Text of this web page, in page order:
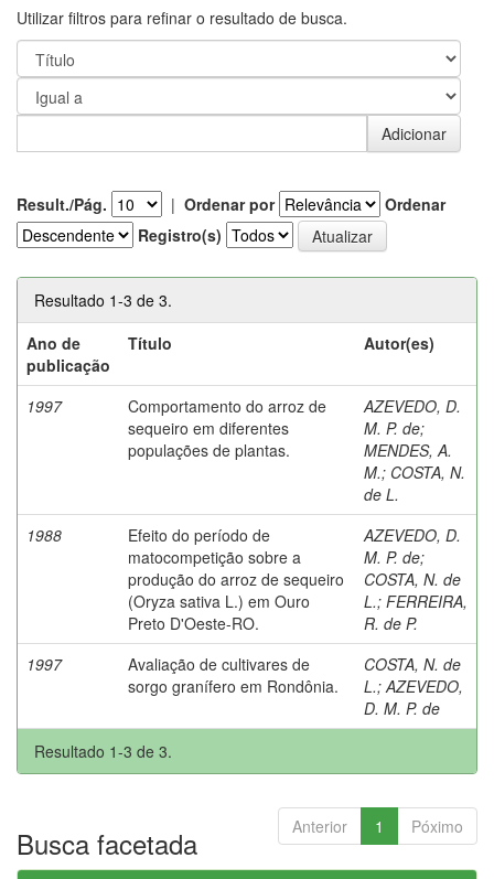
Utilizar filtros para refinar o resultado de busca.
Result./Pág. | Ordenar por
Ordenar
Registro(s)
Resultado 1-3 de 3.
Ano de
publicação
Título Autor(es)
1997
Comportamento do arroz de
sequeiro em diferentes
populações de plantas.
AZEVEDO, D.
M. P. de;
MENDES, A.
M.; COSTA, N.
de L.
1988
Efeito do período de
matocompetição sobre a
produção do arroz de sequeiro
(Oryza sativa L.) em Ouro
Preto D'Oeste-RO.
AZEVEDO, D.
M. P. de;
COSTA, N. de
L.; FERREIRA,
R. de P.
1997
Avaliação de cultivares de
sorgo granífero em Rondônia.
COSTA, N. de
L.; AZEVEDO,
D. M. P. de
Resultado 1-3 de 3.
Anterior 1 Póximo
Busca facetada